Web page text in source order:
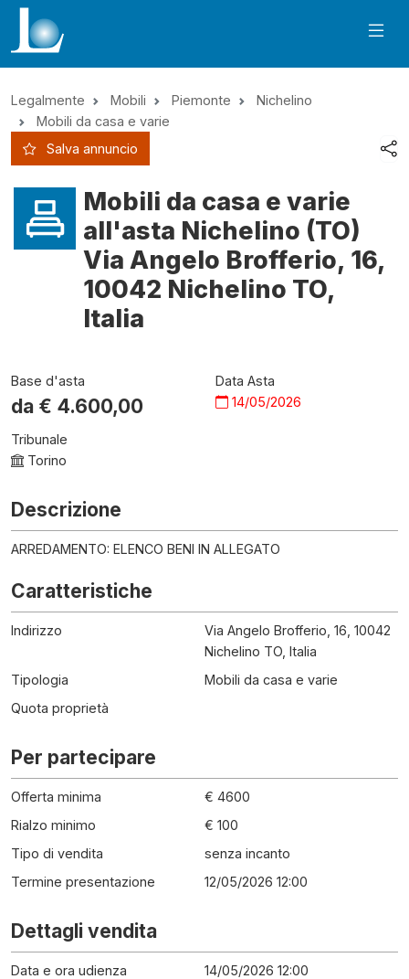
Legalmente Mobili Piemonte
Nichelino
Mobili da casa e varie
Salva annuncio
Mobili da casa e varie
all'asta Nichelino (TO)
Via Angelo Brofferio, 16,
10042 Nichelino TO,
Italia
Base d'asta
da € 4.600,00
Data Asta
14/05/2026
Tribunale
Torino
Descrizione
ARREDAMENTO: ELENCO BENI IN ALLEGATO
Caratteristiche
Indirizzo
Via Angelo Brofferio, 16, 10042
Nichelino TO, Italia
Tipologia
Mobili da casa e varie
Quota proprietà
Per partecipare
Offerta minima
€ 4600
Rialzo minimo
€ 100
Tipo di vendita
senza incanto
Termine presentazione
12/05/2026 12:00
Dettagli vendita
Data e ora udienza
14/05/2026 12:00